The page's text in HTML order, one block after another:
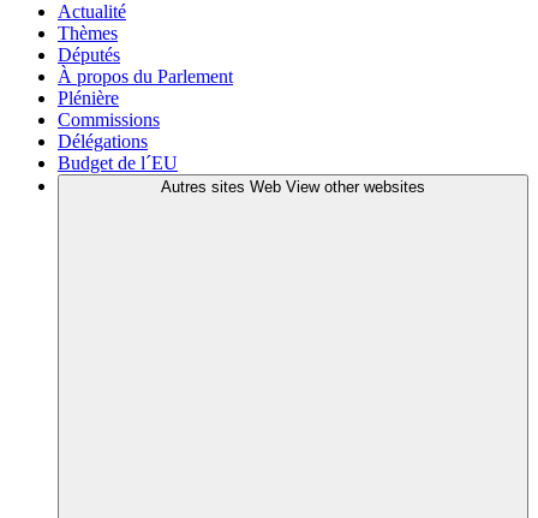
Actualité
Thèmes
Députés
À propos du Parlement
Plénière
Commissions
Délégations
Budget de l´EU
Autres sites Web View other websites